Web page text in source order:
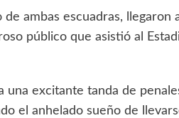
ambas escuadras, llegaron
público que asistió al
una excitante tanda de
el anhelado sueño de